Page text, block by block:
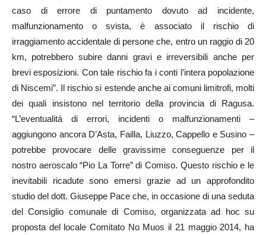
caso di errore di puntamento dovuto ad incidente,
malfunzionamento o svista, è associato il rischio di
irraggiamento accidentale di persone che, entro un raggio di 20
km, potrebbero subire danni gravi e irreversibili anche per
brevi esposizioni. Con tale rischio fa i conti l’intera popolazione
di Niscemi”. Il rischio si estende anche ai comuni limitrofi, molti
dei quali insistono nel territorio della provincia di Ragusa.
“L’eventualità di errori, incidenti o malfunzionamenti –
aggiungono ancora D’Asta, Failla, Liuzzo, Cappello e Susino –
potrebbe provocare delle gravissime conseguenze per il
nostro aeroscalo “Pio La Torre” di Comiso. Questo rischio e le
inevitabili ricadute sono emersi grazie ad un approfondito
studio del dott. Giuseppe Pace che, in occasione di una seduta
del Consiglio comunale di Comiso, organizzata ad hoc su
proposta del locale Comitato No Muos il 21 maggio 2014, ha